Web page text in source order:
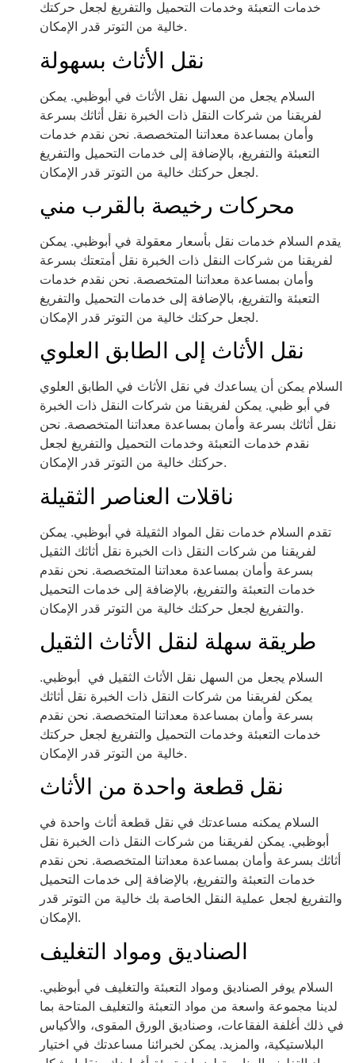
خدمات التعبئة وخدمات التحميل والتفريغ لجعل حركتك
خالية من التوتر قدر الإمكان.
نقل الأثاث بسهولة
السلام يجعل من السهل نقل الأثاث في أبوظبي. يمكن
لفريقنا من شركات النقل ذات الخبرة نقل أثاثك بسرعة
وأمان بمساعدة معداتنا المتخصصة. نحن نقدم خدمات
التعبئة والتفريغ، بالإضافة إلى خدمات التحميل والتفريغ
لجعل حركتك خالية من التوتر قدر الإمكان.
محركات رخيصة بالقرب مني
يقدم السلام خدمات نقل بأسعار معقولة في أبوظبي. يمكن
لفريقنا من شركات النقل ذات الخبرة نقل أمتعتك بسرعة
وأمان بمساعدة معداتنا المتخصصة. نحن نقدم خدمات
التعبئة والتفريغ، بالإضافة إلى خدمات التحميل والتفريغ
لجعل حركتك خالية من التوتر قدر الإمكان.
نقل الأثاث إلى الطابق العلوي
السلام يمكن أن يساعدك في نقل الأثاث في الطابق العلوي
في أبو ظبي. يمكن لفريقنا من شركات النقل ذات الخبرة
نقل أثاثك بسرعة وأمان بمساعدة معداتنا المتخصصة. نحن
نقدم خدمات التعبئة وخدمات التحميل والتفريغ لجعل
حركتك خالية من التوتر قدر الإمكان.
ناقلات العناصر الثقيلة
تقدم السلام خدمات نقل المواد الثقيلة في أبوظبي. يمكن
لفريقنا من شركات النقل ذات الخبرة نقل أثاثك الثقيل
بسرعة وأمان بمساعدة معداتنا المتخصصة. نحن نقدم
خدمات التعبئة والتفريغ، بالإضافة إلى خدمات التحميل
والتفريغ لجعل حركتك خالية من التوتر قدر الإمكان.
طريقة سهلة لنقل الأثاث الثقيل
السلام يجعل من السهل نقل الأثاث الثقيل في أبوظبي.
يمكن لفريقنا من شركات النقل ذات الخبرة نقل أثاثك
بسرعة وأمان بمساعدة معداتنا المتخصصة. نحن نقدم
خدمات التعبئة وخدمات التحميل والتفريغ لجعل حركتك
خالية من التوتر قدر الإمكان.
نقل قطعة واحدة من الأثاث
السلام يمكنه مساعدتك في نقل قطعة أثاث واحدة في
أبوظبي. يمكن لفريقنا من شركات النقل ذات الخبرة نقل
أثاثك بسرعة وأمان بمساعدة معداتنا المتخصصة. نحن نقدم
خدمات التعبئة والتفريغ، بالإضافة إلى خدمات التحميل
والتفريغ لجعل عملية النقل الخاصة بك خالية من التوتر قدر
الإمكان.
الصناديق ومواد التغليف
السلام يوفر الصناديق ومواد التعبئة والتغليف في أبوظبي.
لدينا مجموعة واسعة من مواد التعبئة والتغليف المتاحة بما
في ذلك أغلفة الفقاعات، وصناديق الورق المقوى، والأكياس
البلاستيكية، والمزيد. يمكن لخبرائنا مساعدتك في اختيار